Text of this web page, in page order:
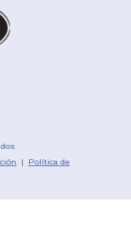
| Política de